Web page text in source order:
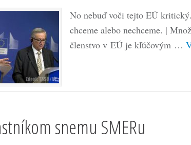
No nebuď voči tejto EÚ
chceme alebo nechceme. |
členstvo v EÚ je kľúčovým …
snemu SMERu